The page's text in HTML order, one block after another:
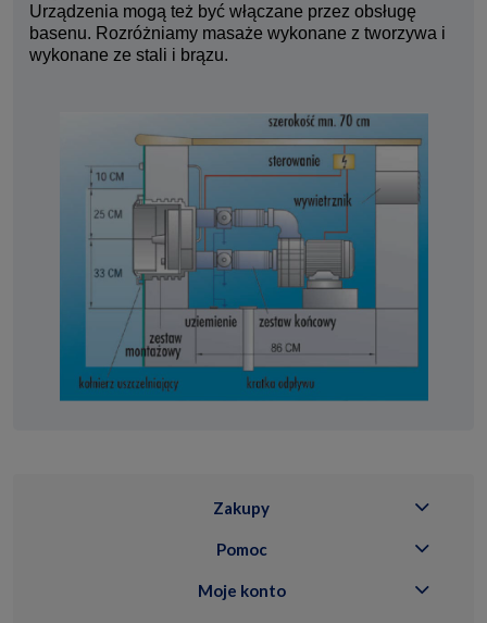
Urządzenia mogą też być włączane przez obsługę
basenu. Rozróżniamy masaże wykonane z tworzywa i
wykonane ze stali i brązu.
Zakupy
Pomoc
Moje konto